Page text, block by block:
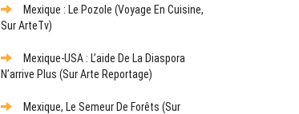
Mexique : Le Pozole (Voyage En Cuisine,
Sur ArteTv)
Mexique-USA : L’aide De La Diaspora
N’arrive Plus (sur Arte Reportage)
Mexique, Le Semeur De Forêts (sur